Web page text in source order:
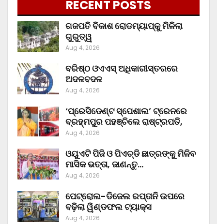
RECENT POSTS
ଗଜପତି ବିକାଶ ରୋଡମ୍ୟାପ୍‌କୁ ମିଳିଲା
ଗୁରୁତ୍ୱ
Aug 4, 2026
ବରିଷ୍ଠ ଓଏଏସ୍‌ ଅଧିକାରୀସ୍ତରରେ
ଅଦଳବଦଳ
Aug 4, 2026
‘ପ୍ରେସିଡେଣ୍ଟ ସ୍ପେଶାଲ’ ଟ୍ରେନରେ
ବ୍ରହ୍ମପୁର ପହଞ୍ଚିଲେ ରାଷ୍ଟ୍ରପତି,
Aug 4, 2026
ଓୟୁଏଟି ପିଜି ଓ ପିଏଚ୍‌ଡି ଛାତ୍ରଙ୍କୁ ମିଳିବ
ମାସିକ ଭତ୍ତା, ଜାଣନ୍ତୁ…
Aug 4, 2026
ପେଟ୍ରୋଲ-ଡିଜେଲ ରପ୍ତାନି ଉପରେ
ବଢ଼ିଲା ୱିଣ୍ଡଫଲ ଟ୍ୟାକ୍ସ
Aug 4, 2026